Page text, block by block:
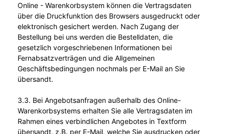
Online - Warenkorbsystem können die Vertragsdaten
über die Druckfunktion des Browsers ausgedruckt oder
elektronisch gesichert werden. Nach Zugang der
Bestellung bei uns werden die Bestelldaten, die
gesetzlich vorgeschriebenen Informationen bei
Fernabsatzverträgen und die Allgemeinen
Geschäftsbedingungen nochmals per E-Mail an Sie
übersandt.
3.3. Bei Angebotsanfragen außerhalb des Online-
Warenkorbsystems erhalten Sie alle Vertragsdaten im
Rahmen eines verbindlichen Angebotes in Textform
übersandt, z.B. per E-Mail, welche Sie ausdrucken oder